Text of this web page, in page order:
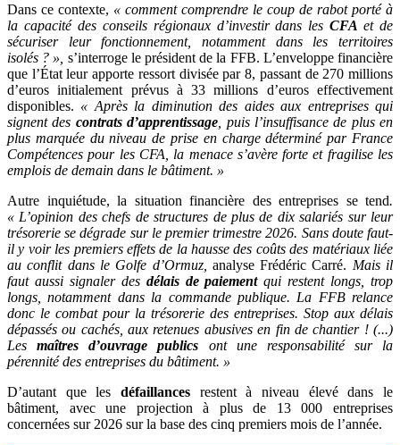
Dans ce contexte, « comment comprendre le coup de rabot porté à
la capacité des conseils régionaux d’investir dans lesCFAet de
sécuriser leur fonctionnement, notamment dans les territoires
isolés ? », s’interroge le président de la FFB. L’enveloppe financière
que l’État leur apporte ressort divisée par 8, passant de 270 millions
d’euros initialement prévus à 33 millions d’euros effectivement
disponibles. « Après la diminution des aides aux entreprises qui
signent des contrats d’apprentissage , puis l’insuffisance de plus en
plus marquée du niveau de prise en charge déterminé par France
Compétences pour les CFA, la menace s’avère forte et fragilise les
emplois de demain dans le bâtiment. »
Autre inquiétude, la situation financière des entreprises se tend.
« L’opinion des chefs de structures de plus de dix salariés sur leur
trésorerie se dégrade sur le premier trimestre 2026. Sans doute faut-
il y voir les premiers effets de la hausse des coûts des matériaux liée
au conflit dans le Golfe d’Ormuz, analyse Frédéric Carré. Mais il
faut aussi signaler des délais de paiementqui restent longs, trop
longs, notamment dans la commande publique. La FFB relance
donc le combat pour la trésorerie des entreprises. Stop aux délais
dépassés ou cachés, aux retenues abusives en fin de chantier ! (...)
Lesmaîtres d’ouvrage publics ont une responsabilité sur la
pérennité des entreprises du bâtiment. »
D’autant que les défaillances restent à niveau élevé dans le
bâtiment, avec une projection à plus de 13 000 entreprises
concernées sur 2026 sur la base des cinq premiers mois de l’année.